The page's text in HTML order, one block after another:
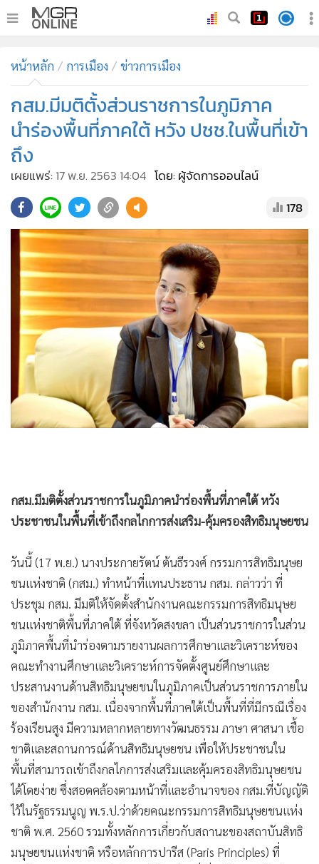
ทันเหตุการณ์
• ภาคใต้
ภูมิภาค
Online Section
• บันเทิง
• คอลัมนิสต์
• ละคร
CbizReview
Cyber BIZ
ผู้จัดกวน
Good health & Well-being
Green Innovation & SD
Management & HR
MGR Live
•
Infographic
• การเมือง
• ต่างประเทศ
• Special Scoop
• จีน
• ชุมชน-คุณภาพชีวิต
• อาชญากรรม
• Motoring
• เกม
• วิทยาศาสตร์
• SMEs
•
อินโดจีน
•
กองทุนรวม
• Celeb Online
• Factcheck
• ญี่ปุ่น
• News1
หน้าหลัก การเมือง ข่าวการเมือง
กสม.มีมติตั้งส่วนราชการในภูมิภาค
นำร่องพื้นที่ภาคใต้ หวัง ปชช.ในพื้นที่เข้า
ถึง
เผยแพร่: 17 พ.ย. 2563 14:04 โดย: ผู้จัดการออนไลน์
178
กสม.มีมติตั้งส่วนราชการในภูมิภาคนำร่องพื้นที่ภาคใต้ หวัง
ประชาชนในพื้นที่เข้าถึงกลไกการส่งเสริม-คุ้มครองสิทธิมนุษยชน
วันนี้ (17 พ.ย.) นางประกายรัตน์ ต้นธีรวงศ์ กรรมการสิทธิมนุษย
ชนแห่งชาติ (กสม.) ทำหน้าที่แทนประธาน กสม. กล่าวว่า ที่
ประชุม กสม. มีมติให้จัดตั้งสำนักงานคณะกรรมการสิทธิมนุษย
ชนแห่งชาติพื้นที่ภาคใต้ ที่จังหวัดสงขลา เป็นส่วนราชการในส่วน
ภูมิภาคพื้นที่นำร่องตามรายงานผลการศึกษาและวิเคราะห์ของ
คณะทำงานศึกษาและวิเคราะห์การจัดตั้งศูนย์ศึกษาและ
ประสานงานด้านสิทธิมนุษยชนในภูมิภาคเป็นส่วนราชการภายใน
ของสำนักงาน กสม. เนื่องจากพื้นที่ภาคใต้เป็นพื้นที่ที่มีกรณีเรื่อง
ร้องเรียนสูง มีความหลากหลายทางวัฒนธรรม ภาษา ศาสนา เชื้อ
ชาติและสถานการณ์ด้านสิทธิมนุษยชน เพื่อให้ประชาชนใน
พื้นที่สามารถเข้าถึงกลไกการส่งเสริมและคุ้มครองสิทธิมนุษยชน
ได้โดยง่าย ซึ่งสอดคล้องตามหน้าที่และอำนาจของ กสม.ที่บัญญัติ
ไว้ในรัฐธรรมนูญ พ.ร.ป.ว่าด้วยคณะกรรมการสิทธิมนุษยชนแห่ง
ชาติ พ.ศ. 2560 รวมทั้งหลักการเกี่ยวกับสถานะของสถาบันสิทธิ
มนุษยชนแห่งชาติ หรือหลักการปารีส (Paris Principles) ที่